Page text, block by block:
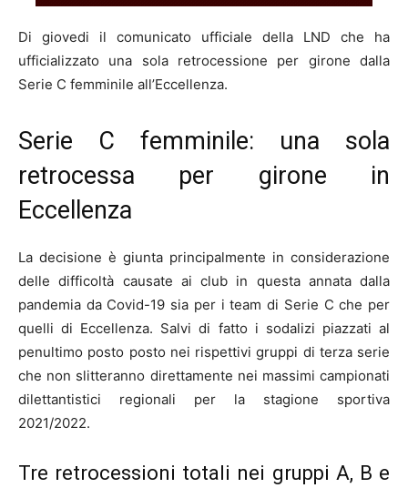
Di giovedi il comunicato ufficiale della LND che ha
ufficializzato una sola retrocessione per girone dalla
Serie C femminile all’Eccellenza.
Serie C femminile: una sola
retrocessa per girone in
Eccellenza
La decisione è giunta principalmente in considerazione
delle difficoltà causate ai club in questa annata dalla
pandemia da Covid-19 sia per i team di Serie C che per
quelli di Eccellenza. Salvi di fatto i sodalizi piazzati al
penultimo posto posto nei rispettivi gruppi di terza serie
che non slitteranno direttamente nei massimi campionati
dilettantistici regionali per la stagione sportiva
2021/2022.
Tre retrocessioni totali nei gruppi A, B e